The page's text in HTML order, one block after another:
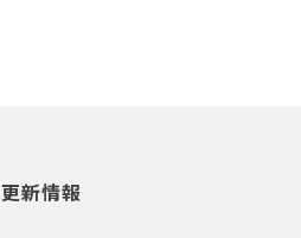
更新情報